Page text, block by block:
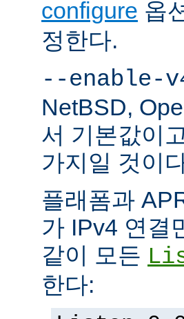
configure 옵
정한다.
--enable-
NetBSD,
서 기본값이
가지일 것이
플래폼과
가 IPv4 연결
같이 모든
한다: